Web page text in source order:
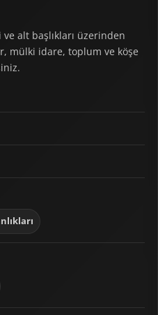
alt başlıkları üzerinden
mülki idare, toplum ve köşe